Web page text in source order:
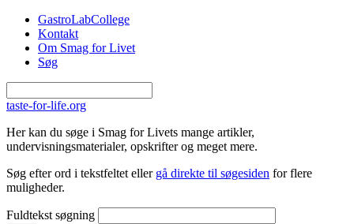
Gå til hovedindhold
GastroLabCollege
Kontakt
Om Smag for Livet
Søg
taste-for-life.org
Her kan du søge i Smag for Livets mange artikler,
undervisningsmaterialer, opskrifter og meget mere.
Søg efter ord i tekstfeltet eller gå direkte til søgesiden for flere
muligheder.
Fuldtekst søgning